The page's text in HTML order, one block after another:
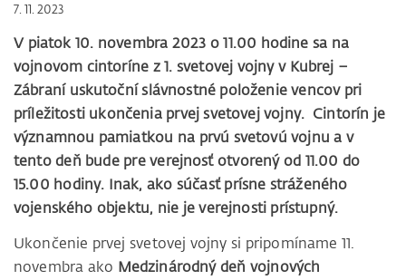
7. 11. 2023
V piatok 10. novembra 2023 o 11.00 hodine sa na
vojnovom cintoríne z 1. svetovej vojny v Kubrej –
Zábraní uskutoční slávnostné položenie vencov pri
príležitosti ukončenia prvej svetovej vojny. Cintorín je
významnou pamiatkou na prvú svetovú vojnu a v
tento deň bude pre verejnosť otvorený od 11.00 do
15.00 hodiny. Inak, ako súčasť prísne stráženého
vojenského objektu, nie je verejnosti prístupný.
Ukončenie prvej svetovej vojny si pripomíname 11.
novembra ako Medzinárodný deň vojnových